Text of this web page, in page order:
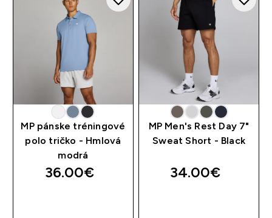
MP pánske tréningové
polo tričko - Hmlová
modrá
36.00€‎
MP Men's Rest Day 7"
Sweat Short - Black
34.00€‎